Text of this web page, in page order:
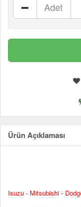
Adet
Ürün Açıklaması
Isuzu - Mitsubishi -